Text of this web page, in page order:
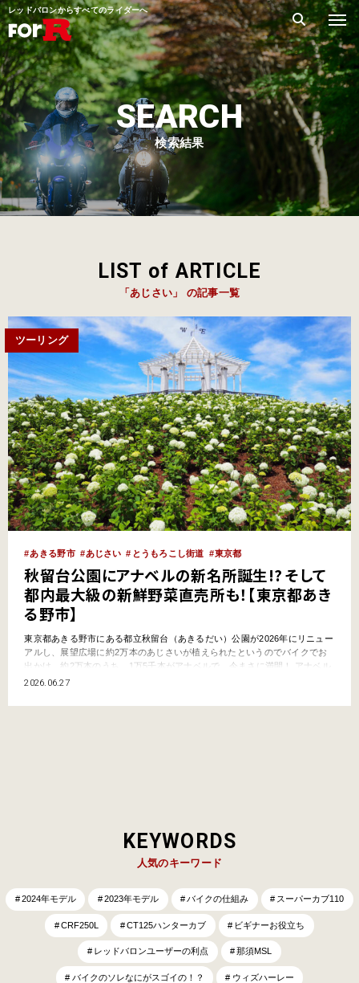
レッドバロンからすべてのライダーへ
SEARCH
検索結果
LIST of ARTICLE
「あじさい」 の記事一覧
ツーリング
あきる野市 あじさい とうもろこし街道 東京都
秋留台公園にアナベルの新名所誕生!? そして
都内最大級の新鮮野菜直売所も！【東京都あき
る野市】
東京都あきる野市にある都立秋留台（あきるだい）公園が2026年にリニュー
アルし、展望広場に約2万本のあじさいが植えられたというのでバイクでお
出かけ。約2万本のうち、1万5千本がアナベルで、今まさに満開！ アナベル
とは、白くて大きな球状の花を咲かせるアメリカ原産のあじさいで、群植す
すぐ近くにある農産物直売所に立ち寄り、新鮮な野菜をゲ…
2026.06.27
KEYWORDS
人気のキーワード
2024年モデル 2023年モデル バイクの仕組み スーパーカブ110
CRF250L CT125ハンターカブ ビギナーお役立ち
レッドバロンユーザーの利点 那須MSL
バイクのソレなにがスゴイの！？ ウィズハーレー